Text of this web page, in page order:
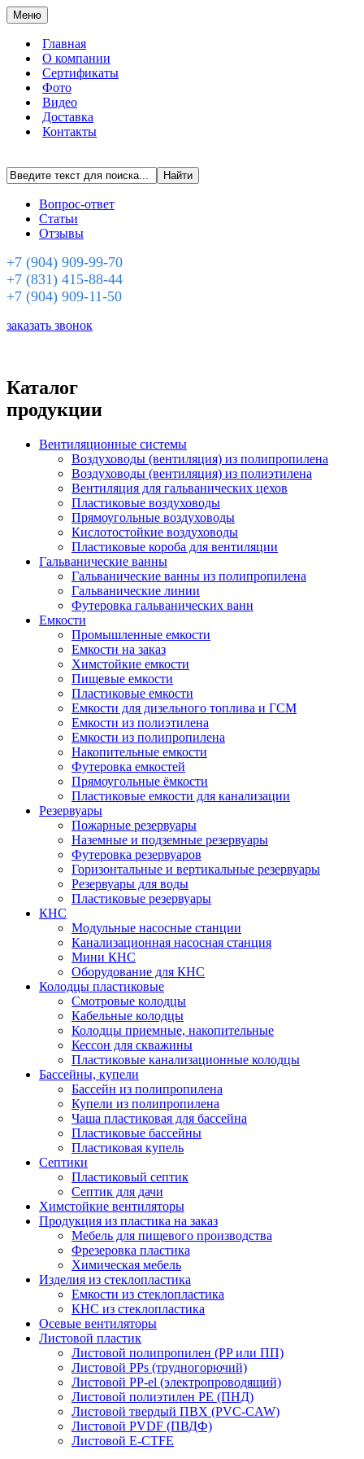
Меню
Главная
О компании
Сертификаты
Фото
Видео
Доставка
Контакты
Вопрос-ответ
Статьи
Отзывы
+7 (904) 909-99-70
+7 (831) 415-88-44
+7 (904) 909-11-50
заказать звонок
Каталог
продукции
Вентиляционные системы
Воздуховоды (вентиляция) из полипропилена
Воздуховоды (вентиляция) из полиэтилена
Вентиляция для гальванических цехов
Пластиковые воздуховоды
Прямоугольные воздуховоды
Кислотостойкие воздуховоды
Пластиковые короба для вентиляции
Гальванические ванны
Гальванические ванны из полипропилена
Гальванические линии
Футеровка гальванических ванн
Емкости
Промышленные емкости
Емкости на заказ
Химстойкие емкости
Пищевые емкости
Пластиковые емкости
Емкости для дизельного топлива и ГСМ
Емкости из полиэтилена
Емкости из полипропилена
Накопительные емкости
Футеровка емкостей
Прямоугольные ёмкости
Пластиковые емкости для канализации
Резервуары
Пожарные резервуары
Наземные и подземные резервуары
Футеровка резервуаров
Горизонтальные и вертикальные резервуары
Резервуары для воды
Пластиковые резервуары
КНС
Модульные насосные станции
Канализационная насосная станция
Мини КНС
Оборудование для КНС
Колодцы пластиковые
Смотровые колодцы
Кабельные колодцы
Колодцы приемные, накопительные
Кессон для скважины
Пластиковые канализационные колодцы
Бассейны, купели
Бассейн из полипропилена
Купели из полипропилена
Чаша пластиковая для бассейна
Пластиковые бассейны
Пластиковая купель
Септики
Пластиковый септик
Септик для дачи
Химстойкие вентиляторы
Продукция из пластика на заказ
Мебель для пищевого производства
Фрезеровка пластика
Химическая мебель
Изделия из стеклопластика
Емкости из стеклопластика
КНС из стеклопластика
Осевые вентиляторы
Листовой пластик
Листовой полипропилен (PP или ПП)
Листовой PPs (трудногорючий)
Листовой PP-el (электропроводящий)
Листовой полиэтилен PE (ПНД)
Листовой твердый ПВХ (PVC-CAW)
Листовой PVDF (ПВДФ)
Листовой E-CTFE